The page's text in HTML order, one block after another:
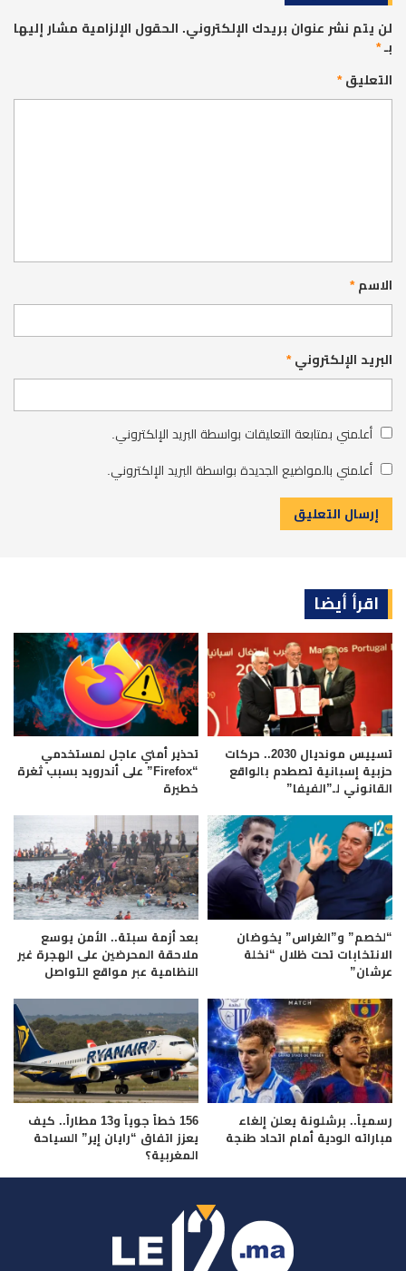
لن يتم نشر عنوان بريدك الإلكتروني. الحقول الإلزامية مشار إليها
بـ*
التعليق*
الاسم*
البريد الإلكتروني*
أعلمني بمتابعة التعليقات بواسطة البريد الإلكتروني.
أعلمني بالمواضيع الجديدة بواسطة البريد الإلكتروني.
اقرأ أيضا
تسييس مونديال 2030.. حركات
حزبية إسبانية تصطدم بالواقع
القانوني لـ”الفيفا”
تحذير أمني عاجل لمستخدمي
“Firefox” على أندرويد بسبب ثغرة
خطيرة
“لخصم” و”الغراس” يخوضان
الانتخابات تحت ظلال “نخلة
عرشان”
بعد أزمة سبتة.. الأمن يوسع
ملاحقة المحرضين على الهجرة غير
النظامية عبر مواقع التواصل
رسمياً.. برشلونة يعلن إلغاء
مباراته الودية أمام اتحاد طنجة
156 خطاً جوياً و13 مطاراً.. كيف
يعزز اتفاق “رايان إير” السياحة
المغربية؟